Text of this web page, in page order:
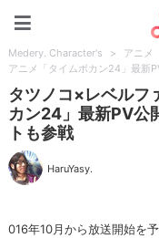
Medery. Character's > アニメ
アニメ「タイムボカン24」最新
タツノコ×レベルフ
カン24」最新PV公
トも参戦
HaruYasy.
016年10月から放送開始を